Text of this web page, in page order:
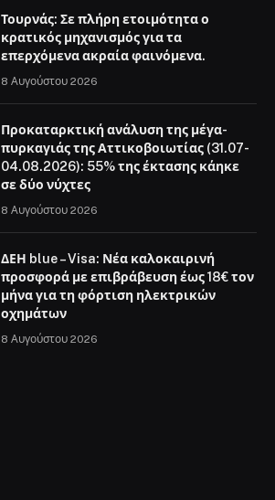
Τουρνάς: Σε πλήρη ετοιμότητα ο
κρατικός μηχανισμός για τα
επερχόμενα ακραία φαινόμενα.
8 Αυγούστου 2026
Προκαταρκτική ανάλυση της μέγα-
πυρκαγιάς της Αττικοβοιωτίας (31.07-
04.08.2026): 55% της έκτασης κάηκε
σε δύο νύχτες
8 Αυγούστου 2026
ΔΕΗ blue – Visa: Νέα καλοκαιρινή
προσφορά με επιβράβευση έως 18€ τον
μήνα για τη φόρτιση ηλεκτρικών
οχημάτων
8 Αυγούστου 2026